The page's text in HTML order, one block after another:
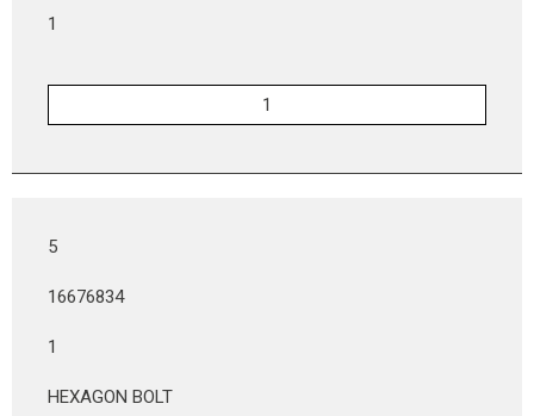
1
5
16676834
1
HEXAGON BOLT